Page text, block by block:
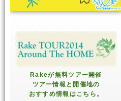
Rakeが無料ツアー開催
ツアー情報と開催地の
おすすめ情報はこちら。